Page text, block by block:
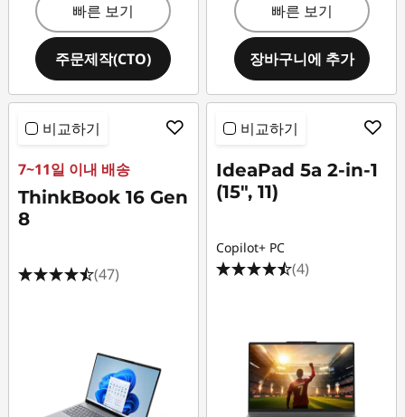
빠른 보기
주문제작(CTO)
빠른 보기
장바구니에 추가
비교하기
7~11일 이내 배송
ThinkBook 16 Gen
8
(47)
비교하기
IdeaPad 5a 2-in-1
(15", 11)
Copilot+ PC
(4)